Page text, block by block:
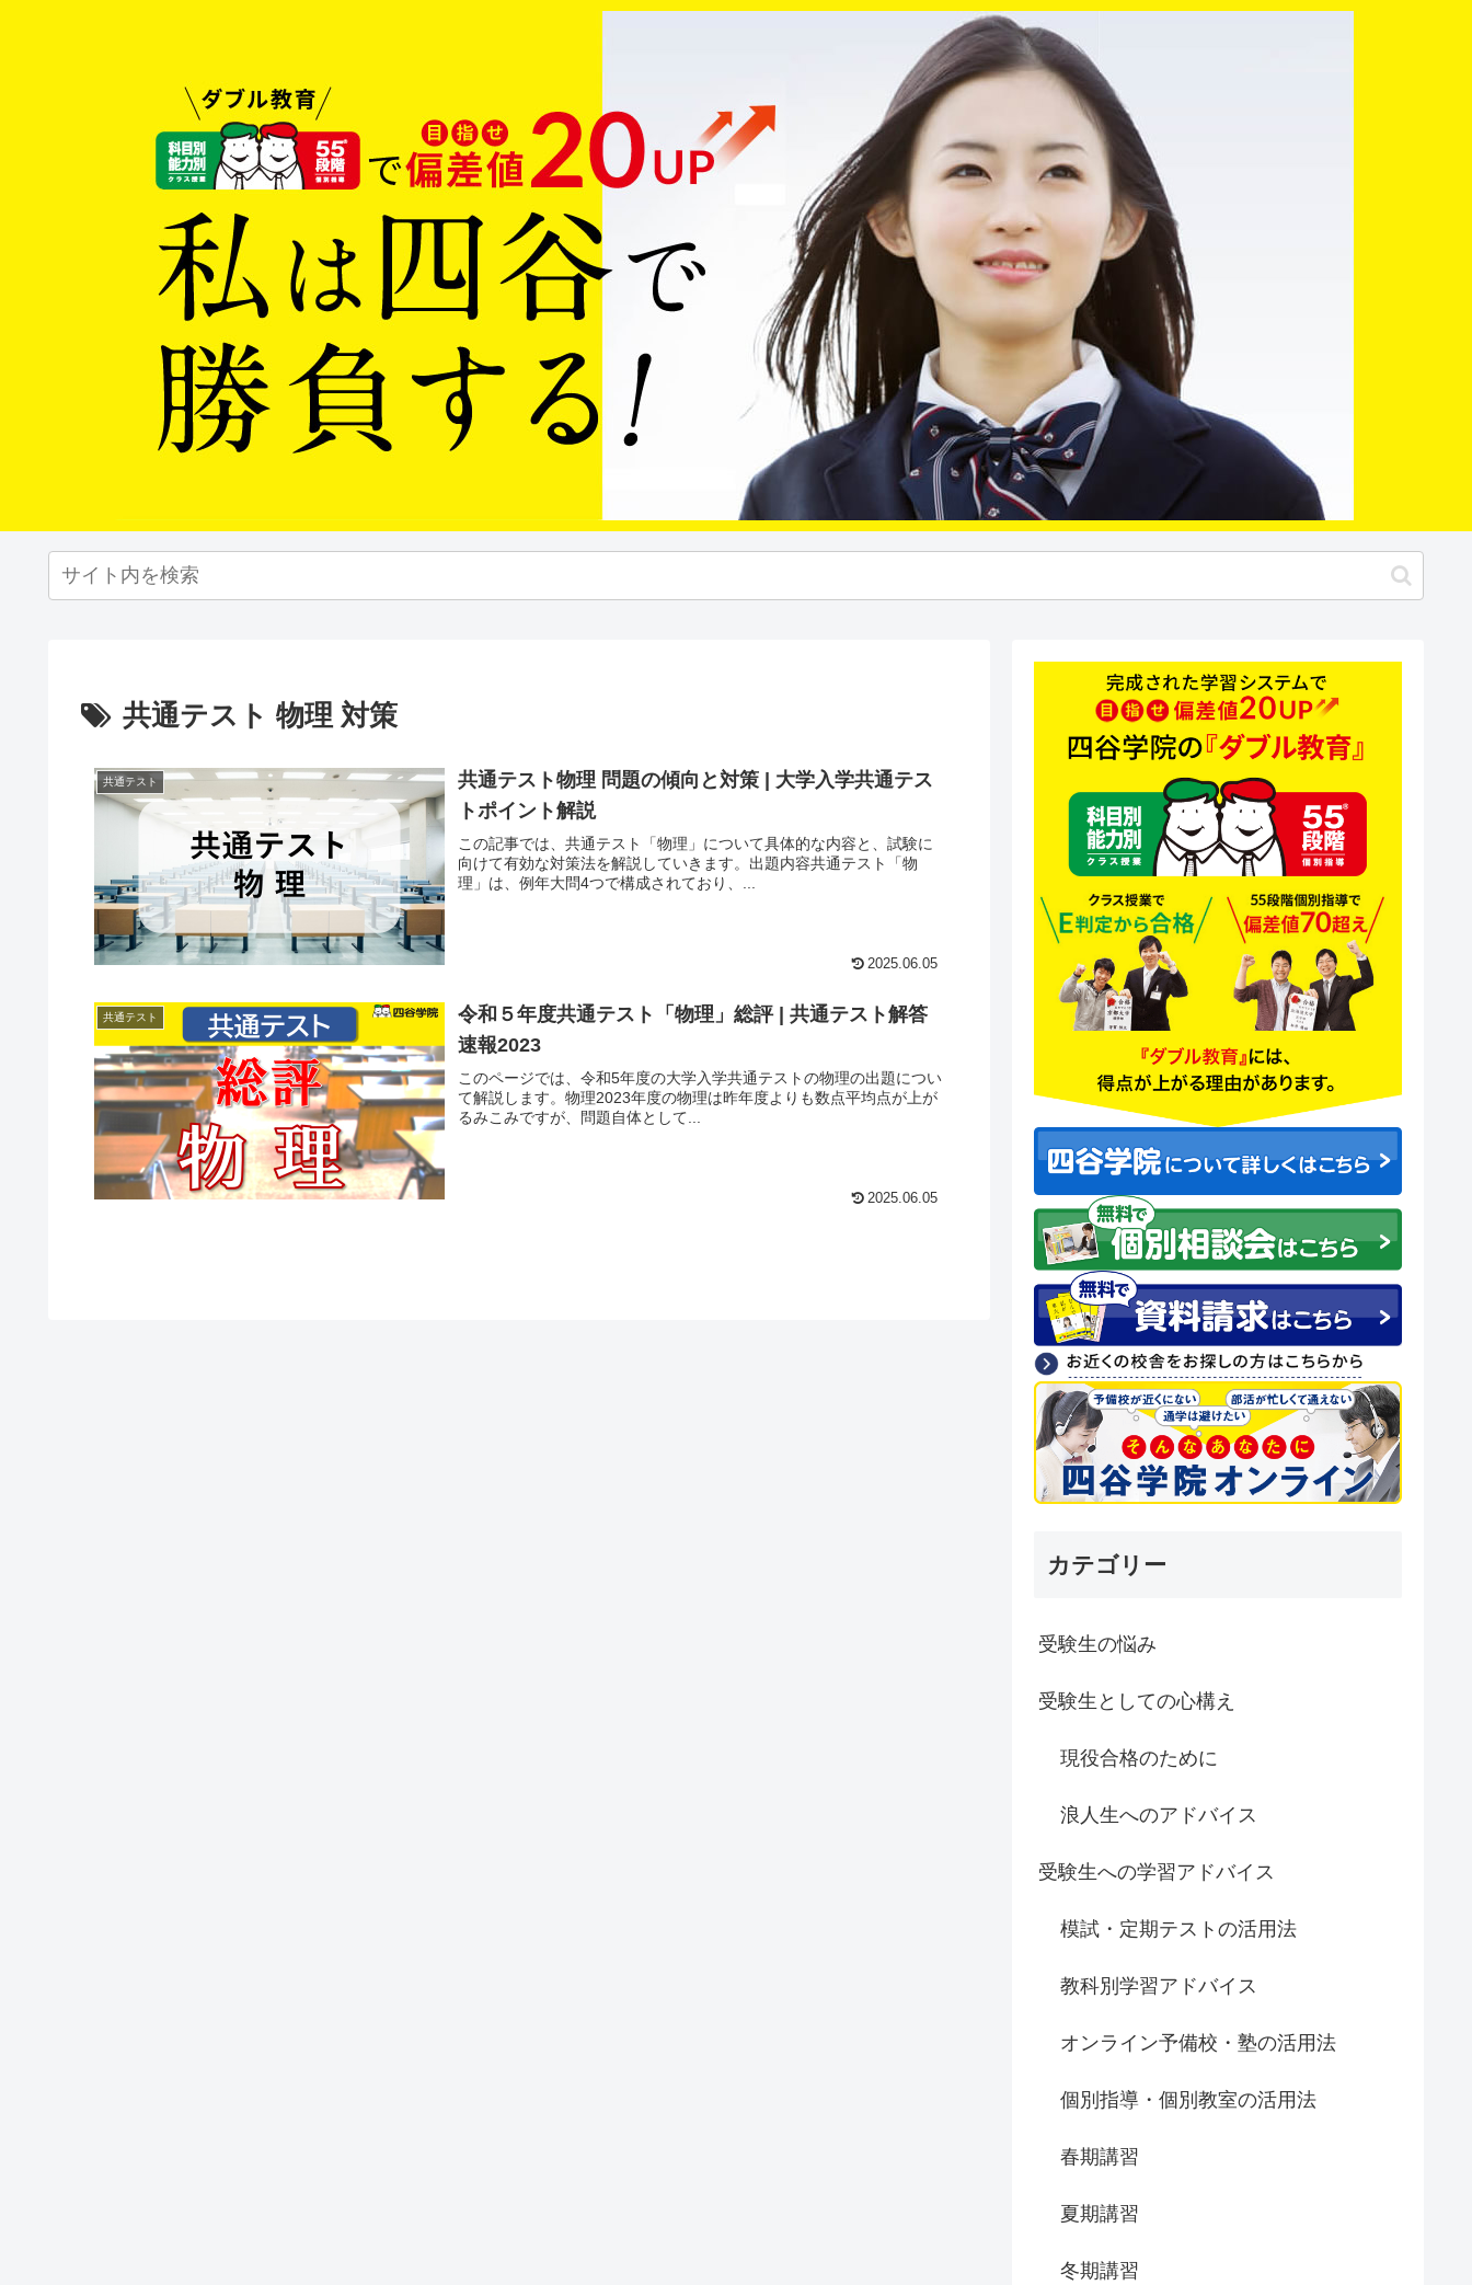
共通テスト 物理 対策
共通テスト
共通テスト物理 問題の傾向と対策 | 大学入学共通テス
トポイント解説
この記事では、共通テスト「物理」について具体的な内容と、試験に
向けて有効な対策法を解説していきます。出題内容共通テスト「物
理」は、例年大問4つで構成されており、...
2025.06.05
共通テスト
令和５年度共通テスト「物理」総評 | 共通テスト解答
速報2023
このページでは、令和5年度の大学入学共通テストの物理の出題につい
て解説します。物理2023年度の物理は昨年度よりも数点平均点が上が
るみこみですが、問題自体として...
2025.06.05
カテゴリー
受験生の悩み
受験生としての心構え
現役合格のために
浪人生へのアドバイス
受験生への学習アドバイス
模試・定期テストの活用法
教科別学習アドバイス
オンライン予備校・塾の活用法
個別指導・個別教室の活用法
春期講習
夏期講習
冬期講習